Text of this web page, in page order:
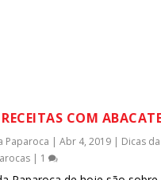
COM
Paparoca |Abr 4, 2019 | Dicas
| 1